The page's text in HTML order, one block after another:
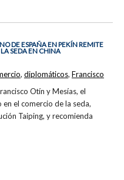
DE ESPAÑA EN PEKÍN REMITE
SEDA EN CHINA
Otín y Mesías, el
el comercio de la seda,
Taiping, y recomienda
, diplomáticos, Francisco